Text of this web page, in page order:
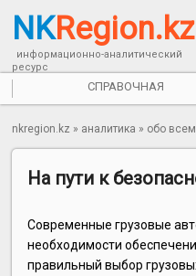
NKRegion.kz
информационно-аналитический
ресурс
СПРАВОЧНАЯ
nkregion.kz » аналитика » обо всем
На пути к
Современные грузовые
необходимости
правильный выбор